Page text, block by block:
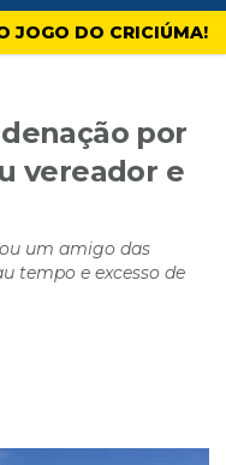
JOGO DO CRICIÚMA!
por
vereador e
um amigo das
tempo e excesso de